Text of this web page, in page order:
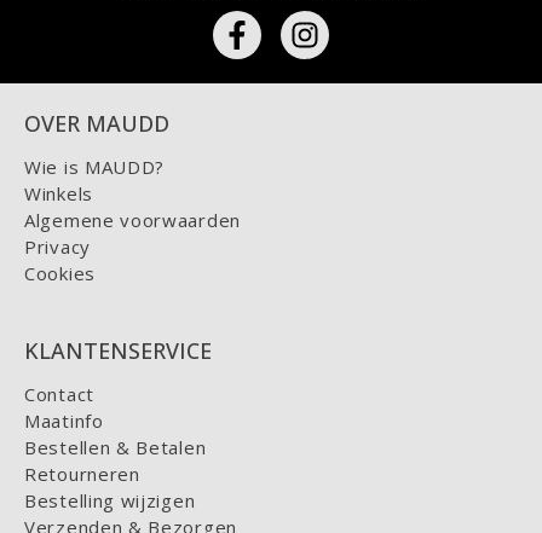
OVER MAUDD
Wie is MAUDD?
Winkels
Algemene voorwaarden
Privacy
Cookies
KLANTENSERVICE
Contact
Maatinfo
Bestellen & Betalen
Retourneren
Bestelling wijzigen
Verzenden & Bezorgen